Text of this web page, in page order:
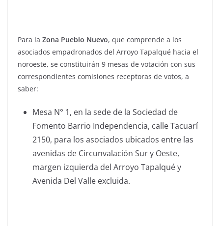
Para la Zona Pueblo Nuevo, que comprende a los
asociados empadronados del Arroyo Tapalqué hacia el
noroeste, se constituirán 9 mesas de votación con sus
correspondientes comisiones receptoras de votos, a
saber:
Mesa N° 1, en la sede de la Sociedad de
Fomento Barrio Independencia, calle Tacuarí
2150, para los asociados ubicados entre las
avenidas de Circunvalación Sur y Oeste,
margen izquierda del Arroyo Tapalqué y
Avenida Del Valle excluida.